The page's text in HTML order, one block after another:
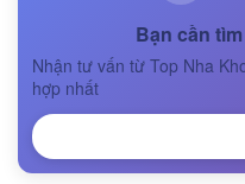
Bạn cần
Nhận tư vấn từ Top Nha
hợp nhất